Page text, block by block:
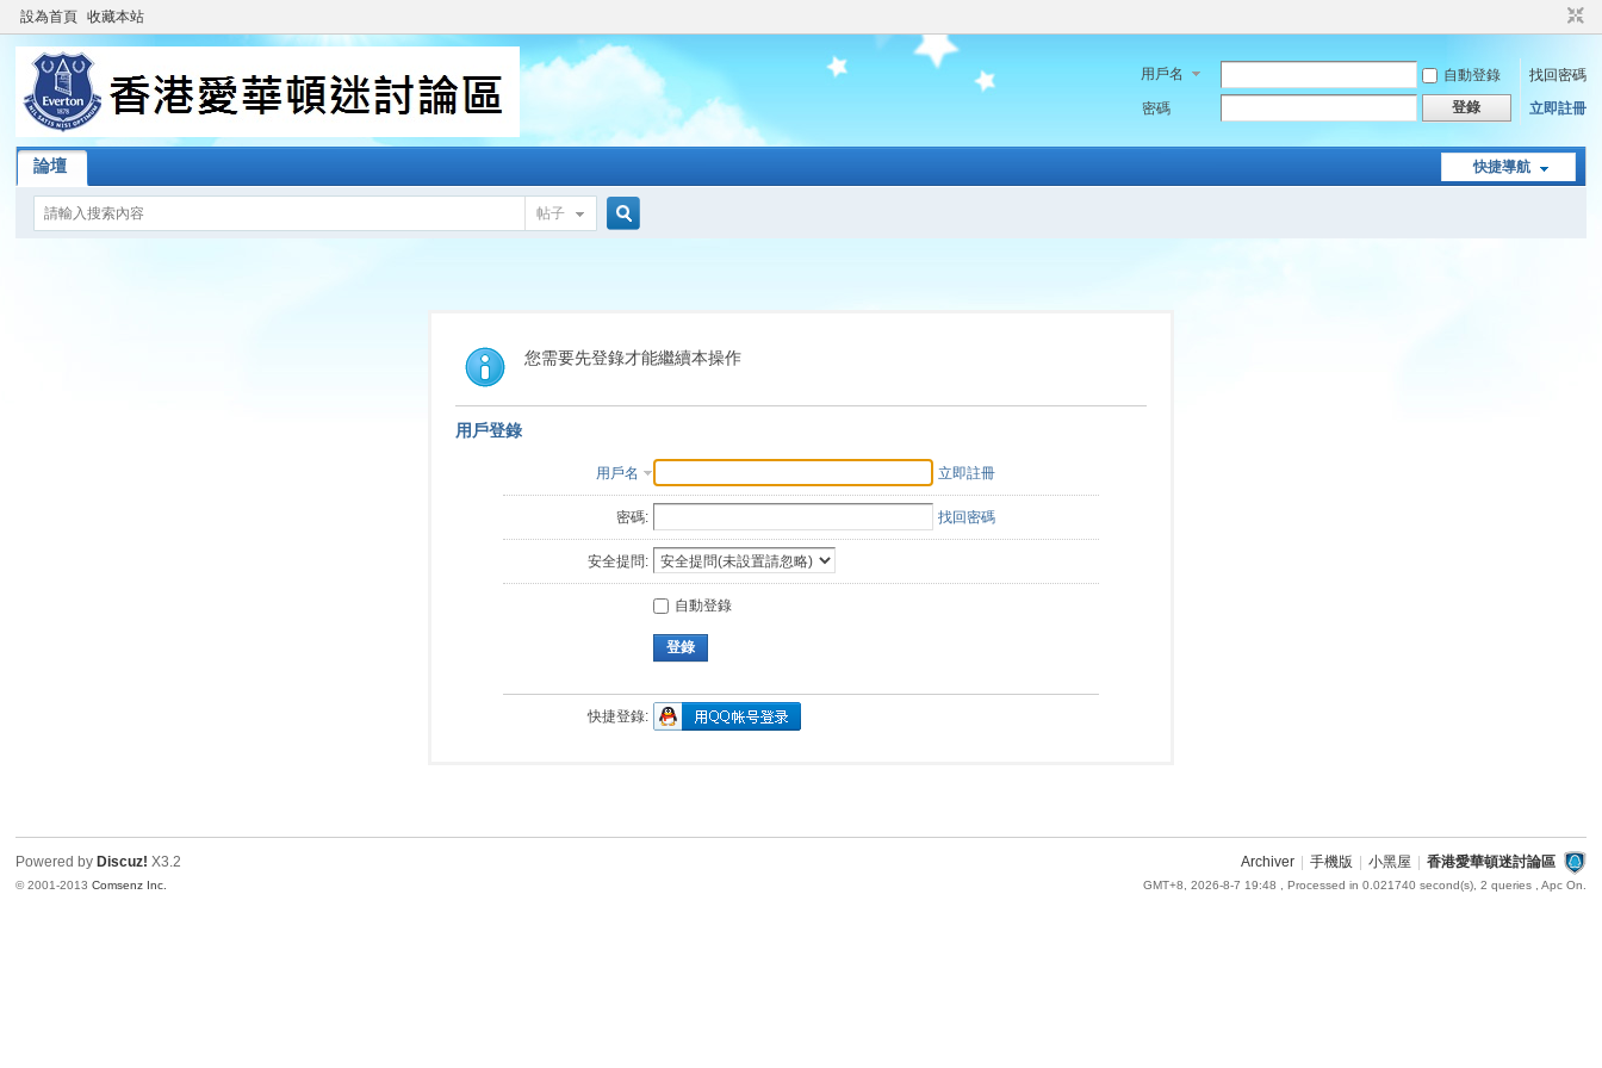
設為首頁 收藏本站
用戶名 自動登錄
找回密碼
密碼
登錄 立即註冊
快捷導航
論壇
帖子
索
您需要先登錄才能繼續本操作
用戶登錄
用戶名 立即註冊
密碼: 找回密碼
安全提問:
自動登錄
登錄
快捷登錄:
Archiver 手機版 小黑屋 香港愛華頓迷討論區
GMT+8, 2026-8-7 19:48 , Processed in 0.021740 second(s), 2 queries , Apc On.
Powered by Discuz! X3.2
© 2001-2013Comsenz Inc.